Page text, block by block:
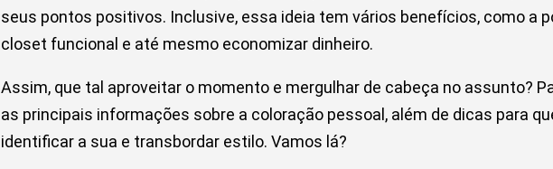
seus pontos positivos. Inclusive, essa ideia tem vários benefícios, como a
closet funcional e até mesmo economizar dinheiro.
Assim, que tal aproveitar o momento e mergulhar de cabeça no assunto?
as principais informações sobre a coloração pessoal, além de dicas para
identificar a sua e transbordar estilo. Vamos lá?